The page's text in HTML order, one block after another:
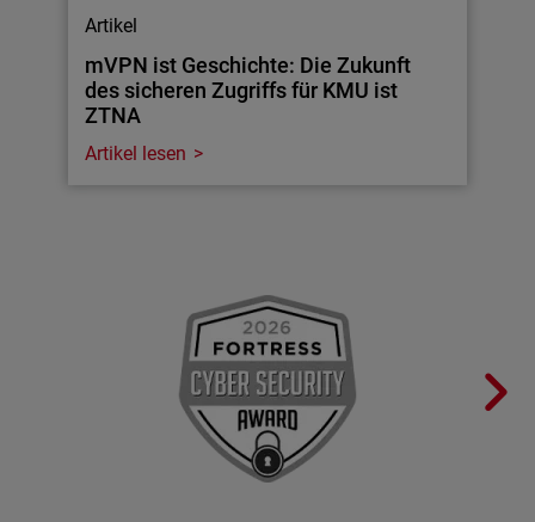
Artikel
mVPN ist Geschichte: Die Zukunft
des sicheren Zugriffs für KMU ist
ZTNA
Artikel lesen